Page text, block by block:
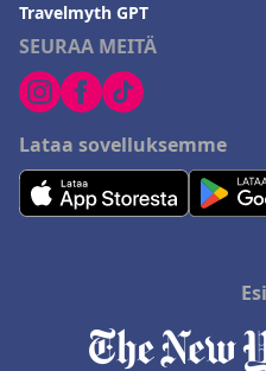
SEURAA MEITÄ
Lataa sovelluksemme
Travelmyth GPT